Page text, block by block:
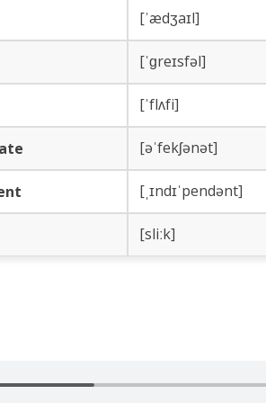
[ˈædʒaɪl]
[ˈɡreɪsfəl]
[ˈflʌfi]
[əˈfekʃənət]
[ˌɪndɪˈpendənt]
[sliːk]